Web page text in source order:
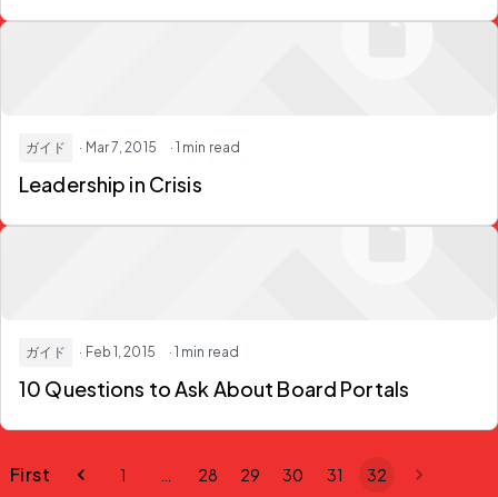
ガイド · Mar 7, 2015 · 1 min read
Leadership in Crisis
ガイド · Feb 1, 2015 · 1 min read
10 Questions to Ask About Board Portals
First 1 28 29 30 31 32